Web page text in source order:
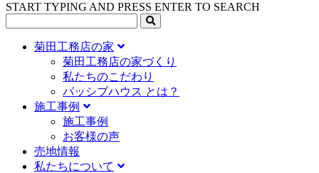
START TYPING AND PRESS ENTER TO SEARCH
菊田工務店の家
菊田工務店の家づくり​
私たちのこだわり
パッシブハウス とは？
施工事例
施⼯事例
お客様の声
売地情報
私たちについて